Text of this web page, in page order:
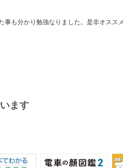
も分かり勉強なりました。是非オススメ
ます